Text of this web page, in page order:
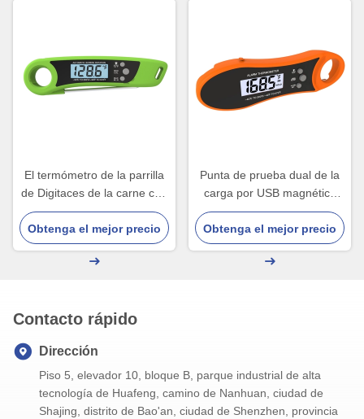
El termómetro de la parrilla
de Digitaces de la carne con
instante de la punta de
prueba aprisa leyó
Obtenga el mejor precio
Punta de prueba dual de la
carga por USB magnética
del termómetro de la parrilla
de Digitaces de los
temporeros
Obtenga el mejor precio
Contacto rápido
Dirección
Piso 5, elevador 10, bloque B, parque industrial de alta
tecnología de Huafeng, camino de Nanhuan, ciudad de
Shajing, distrito de Bao'an, ciudad de Shenzhen, provincia